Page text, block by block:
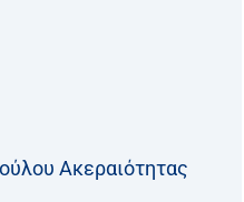
Ακεραιότητας